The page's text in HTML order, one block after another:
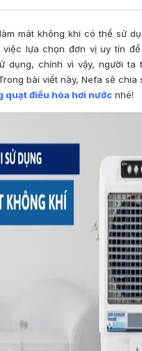
mát không khí có thể sử
việc lựa chọn đơn vị uy tín để
dụng, chính vì vậy, người ta
bài viết này, Nefa sẽ chia
quạt điều hòa hơi nướcnhé!